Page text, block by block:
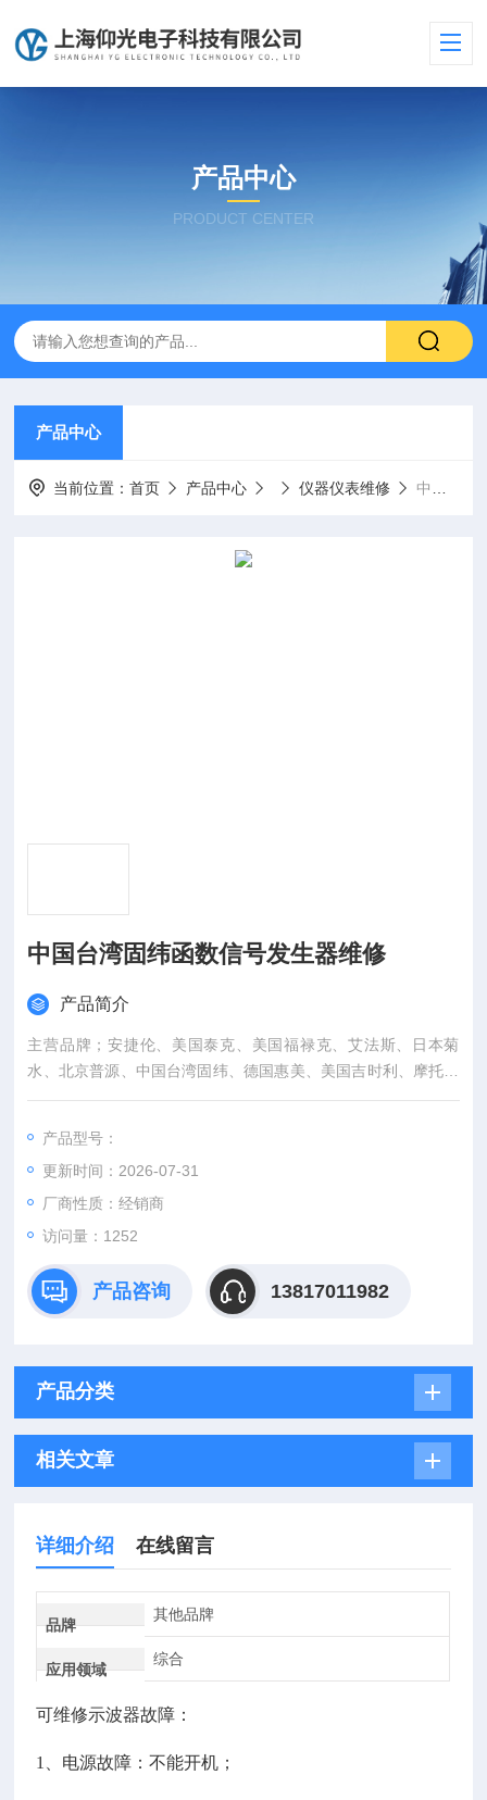
产品中心
PRODUCT CENTER
产品中心
当前位置：首页 产品中心 仪器仪表维修 中国台湾固纬函数信号发生器维修
中国台湾固纬函数信号发生器维修
产品简介
主营品牌；安捷伦、美国泰克、美国福禄克、艾法斯、日本菊
水、北京普源、中国台湾固纬、德国惠美、美国吉时利、摩托罗
拉、美国力科、美国韦夫特克、、德国罗德施瓦茨、英国马可
器维修
产品型号：
更新时间：2026-07-31
厂商性质：经销商
访问量：1252
产品咨询 13817011982
产品分类
相关文章
详细介绍 在线留言
品牌
其他品牌
应用领域
综合
可维修示波器故障：
1、电源故障：不能开机；